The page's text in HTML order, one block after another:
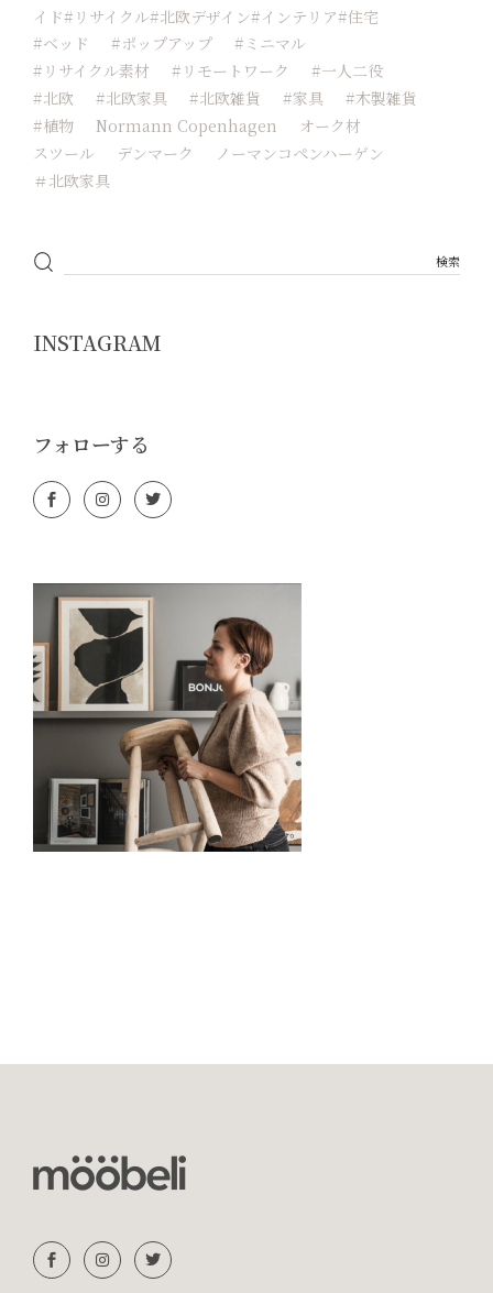
イド#リサイクル#北欧デザイン#インテリア#住宅
#ベッド
#ポップアップ
#ミニマル
#リサイクル素材
#リモートワーク
#一人二役
#北欧
#北欧家具 #北欧雑貨 #家具
#木製雑貨
#植物
Normann Copenhagen
オーク材
スツール
デンマーク
ノーマンコペンハーゲン
＃北欧家具
INSTAGRAM
フォローする